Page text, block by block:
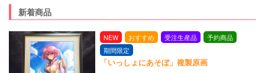
新着商品
NEW おすすめ 受注生産品
予約商品
期間限定
「いっしょにあそぼ」複製原画